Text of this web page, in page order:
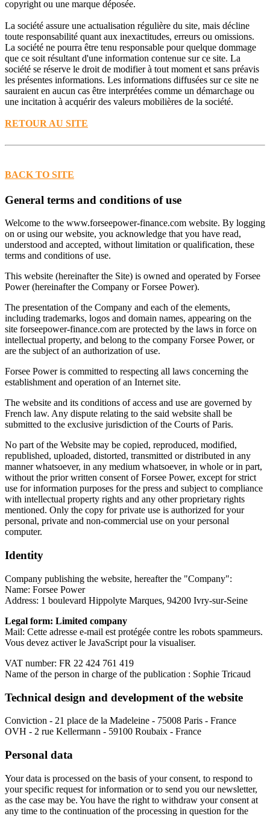
copyright ou une marque déposée.
La société assure une actualisation régulière du site, mais décline
toute responsabilité quant aux inexactitudes, erreurs ou omissions.
La société ne pourra être tenu responsable pour quelque dommage
que ce soit résultant d'une information contenue sur ce site. La
société se réserve le droit de modifier à tout moment et sans préavis
les présentes informations. Les informations diffusées sur ce site ne
sauraient en aucun cas être interprétées comme un démarchage ou
une incitation à acquérir des valeurs mobilières de la société.
RETOUR AU SITE
BACK TO SITE
General terms and conditions of use
Welcome to the www.forseepower-finance.com website. By logging
on or using our website, you acknowledge that you have read,
understood and accepted, without limitation or qualification, these
terms and conditions of use.
This website (hereinafter the Site) is owned and operated by Forsee
Power (hereinafter the Company or Forsee Power).
The presentation of the Company and each of the elements,
including trademarks, logos and domain names, appearing on the
site forseepower-finance.com are protected by the laws in force on
intellectual property, and belong to the company Forsee Power, or
are the subject of an authorization of use.
Forsee Power is committed to respecting all laws concerning the
establishment and operation of an Internet site.
The website and its conditions of access and use are governed by
French law. Any dispute relating to the said website shall be
submitted to the exclusive jurisdiction of the Courts of Paris.
No part of the Website may be copied, reproduced, modified,
republished, uploaded, distorted, transmitted or distributed in any
manner whatsoever, in any medium whatsoever, in whole or in part,
without the prior written consent of Forsee Power, except for strict
use for information purposes for the press and subject to compliance
with intellectual property rights and any other proprietary rights
mentioned. Only the copy for private use is authorized for your
personal, private and non-commercial use on your personal
computer.
Identity
Company publishing the website, hereafter the "Company":
Name: Forsee Power
Address: 1 boulevard Hippolyte Marques, 94200 Ivry-sur-Seine
Legal form: Limited company
Mail: Cette adresse e-mail est protégée contre les robots spammeurs.
Vous devez activer le JavaScript pour la visualiser.
VAT number: FR 22 424 761 419
Name of the person in charge of the publication : Sophie Tricaud
Technical design and development of the website
Conviction - 21 place de la Madeleine - 75008 Paris - France
OVH - 2 rue Kellermann - 59100 Roubaix - France
Personal data
Your data is processed on the basis of your consent, to respond to
your specific request for information or to send you our newsletter,
as the case may be. You have the right to withdraw your consent at
any time to the continuation of the processing in question for the